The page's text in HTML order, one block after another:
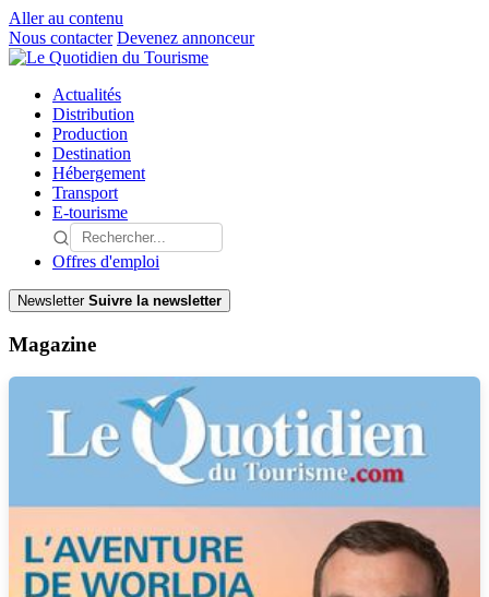
Aller au contenu
Nous contacter Devenez annonceur
Actualités
Distribution
Production
Destination
Hébergement
Transport
E-tourisme
Offres d'emploi
Newsletter Suivre la newsletter
Magazine